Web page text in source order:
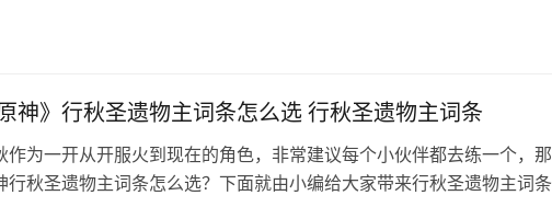
原神》行秋圣遗物主词条怎么选 行秋圣遗物主词条
作为一开从开服火到现在的角色，非常建议每个小伙伴都去练一个，
行秋圣遗物主词条怎么选？下面就由小编给大家带来行秋圣遗物主词条